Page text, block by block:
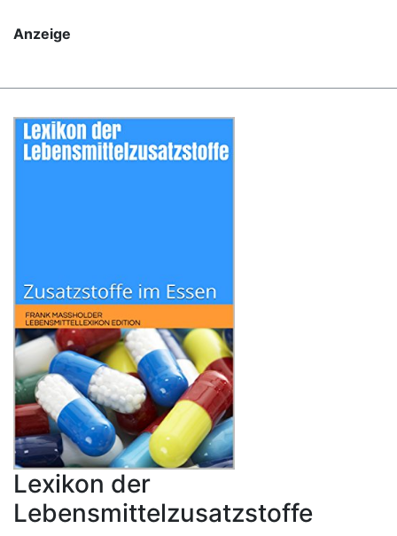
Anzeige
Lexikon der
Lebensmittelzusatzstoffe